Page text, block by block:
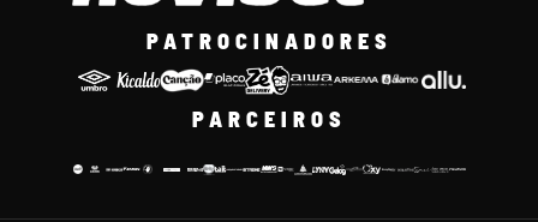
PATROCINADORES
PARCEIROS